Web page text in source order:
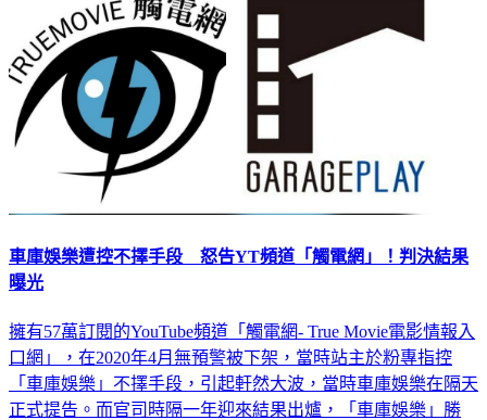
車庫娛樂遭控不擇手段 怒告YT頻道「觸電網」！判決結果
曝光
擁有57萬訂閱的YouTube頻道「觸電網- True Movie電影情報入
口網」，在2020年4月無預警被下架，當時站主於粉專指控
「車庫娛樂」不擇手段，引起軒然大波，當時車庫娛樂在隔天
正式提告。而官司時隔一年迎來結果出爐，「車庫娛樂」勝